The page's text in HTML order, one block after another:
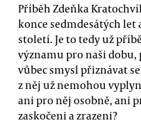
Příběh Zdeňka
konce sedmdesátých
století. Je to tedy už
významu pro naši dobu,
vůbec smysl přiznávat
z něj už nemohou
ani pro něj osobně, ani
zaskočeni a zrazeni?